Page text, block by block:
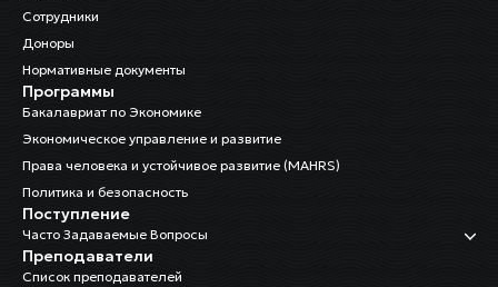
Сотрудники
Доноры
Нормативные документы
Программы
Бакалавриат по Экономике
Экономическое управление и развитие
Права человека и устойчивое развитие (MAHRS)
Политика и безопасность
Поступление
Часто Задаваемые Вопросы
Преподаватели
Список преподавателей